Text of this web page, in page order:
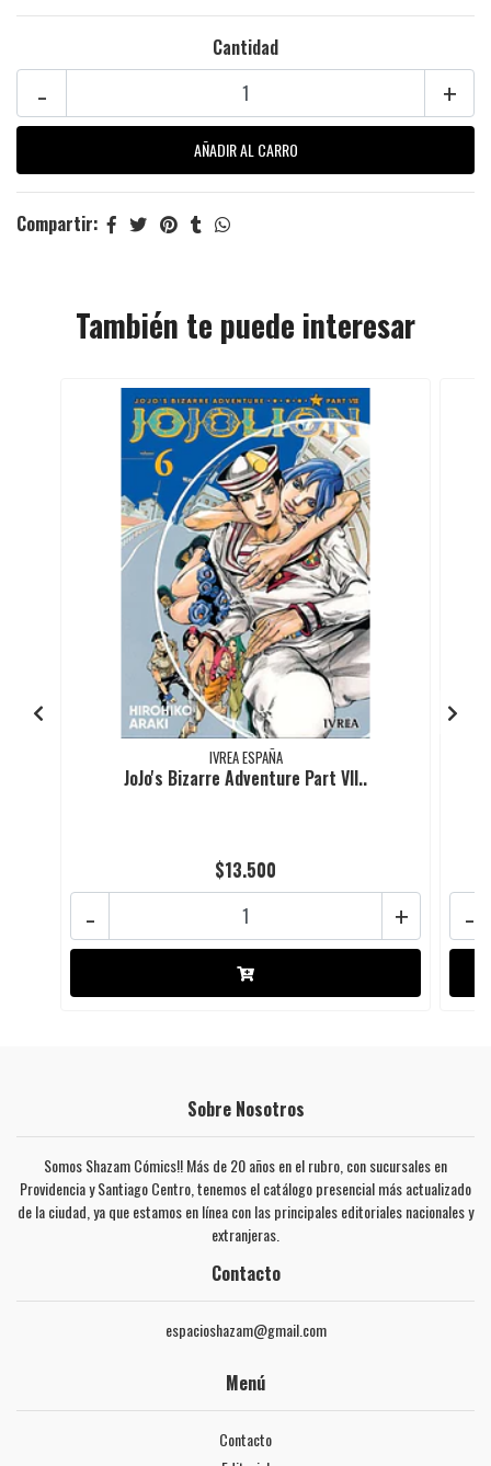
Cantidad
+
-
Compartir:
También te puede interesar
IVREA ESPAÑA
JoJo's Bizarre Adventure Part VII..
$13.500
+
- -
Sobre Nosotros
Somos Shazam Cómics!! Más de 20 años en el rubro, con sucursales en
Providencia y Santiago Centro, tenemos el catálogo presencial más actualizado
de la ciudad, ya que estamos en línea con las principales editoriales nacionales y
extranjeras.
Contacto
espacioshazam@gmail.com
Menú
Contacto